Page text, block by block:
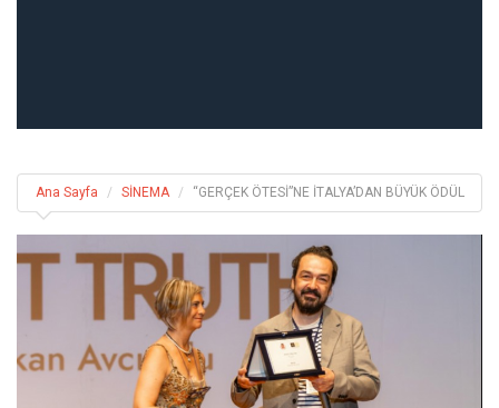
Ana Sayfa SİNEMA “GERÇEK ÖTESİ”NE İTALYA’DAN BÜYÜK ÖDÜL